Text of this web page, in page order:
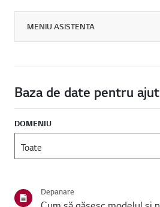
MENIU ASISTENTA
Baza de date pentru
DOMENIU
Depanare